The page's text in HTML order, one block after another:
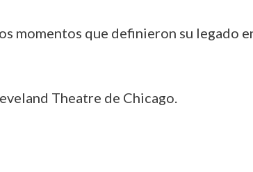
momentos que definieron su legado
Theatre de Chicago.